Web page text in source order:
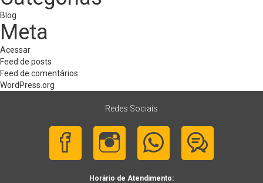
Blog
Meta
Acessar
Feed de posts
Feed de comentários
WordPress.org
Redes Sociais
Horário de Atendimento: